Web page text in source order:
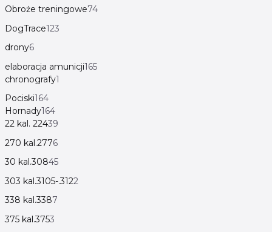
Obroże treningowe74
DogTrace123
drony6
elaboracja amunicji165
chronografy1
Pociski164
Hornady164
22 kal. 22439
270 kal.2776
30 kal.30845
303 kal.3105-.3122
338 kal.3387
375 kal.3753